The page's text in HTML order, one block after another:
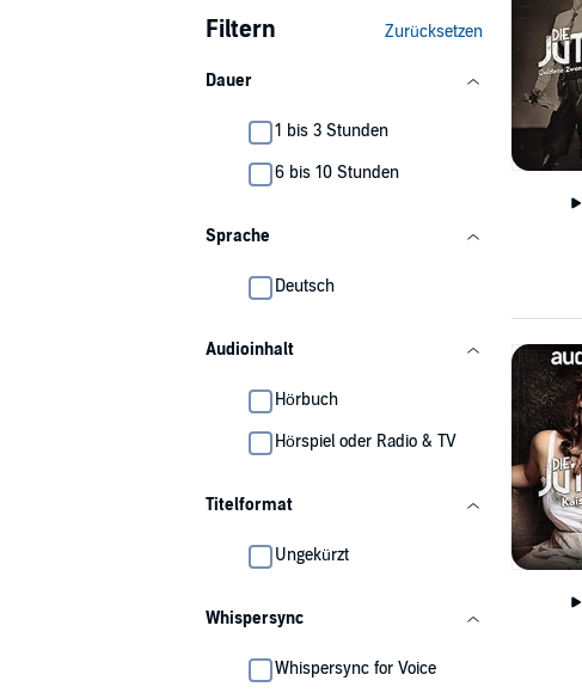
Filtern Zurücksetzen
Dauer
1 bis 3 Stunden
6 bis 10 Stunden
Sprache
Deutsch
Audioinhalt
Hörbuch
Hörspiel oder Radio & TV
Titelformat
Ungekürzt
Whispersync
Whispersync for Voice